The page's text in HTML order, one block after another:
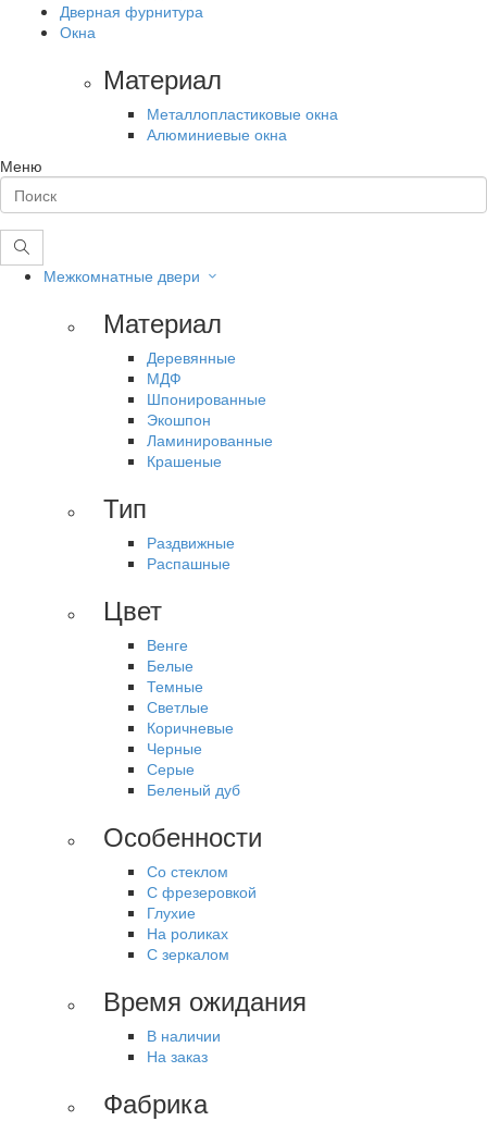
Дверная фурнитура
Окна
Материал
Металлопластиковые окна
Алюминиевые окна
Меню
Межкомнатные двери
Материал
Деревянные
МДФ
Шпонированные
Экошпон
Ламинированные
Крашеные
Тип
Раздвижные
Распашные
Цвет
Венге
Белые
Темные
Светлые
Коричневые
Черные
Серые
Беленый дуб
Особенности
Со стеклом
С фрезеровкой
Глухие
На роликах
С зеркалом
Время ожидания
В наличии
На заказ
Фабрика